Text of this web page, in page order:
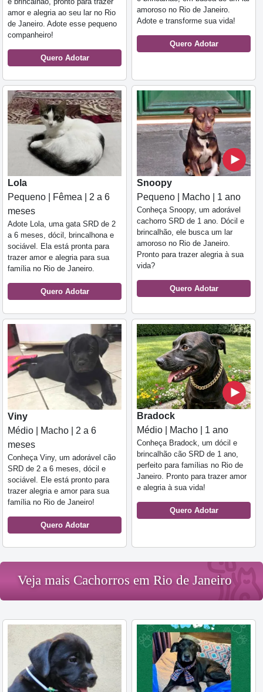
amor e alegria ao seu lar no Rio
de Janeiro. Adote esse pequeno
companheiro!
Quero Adotar
amoroso no Rio de Janeiro.
Adote e transforme sua vida!
Quero Adotar
Lola
Pequeno | Fêmea | 2 a 6
meses
Adote Lola, uma gata SRD de 2
a 6 meses, dócil, brincalhona e
sociável. Ela está pronta para
trazer amor e alegria para sua
família no Rio de Janeiro.
Quero Adotar
Snoopy
Pequeno | Macho | 1 ano
Conheça Snoopy, um adorável
cachorro SRD de 1 ano. Dócil e
brincalhão, ele busca um lar
amoroso no Rio de Janeiro.
Pronto para trazer alegria à sua
vida?
Quero Adotar
Viny
Médio | Macho | 2 a 6
meses
Conheça Viny, um adorável cão
SRD de 2 a 6 meses, dócil e
sociável. Ele está pronto para
trazer alegria e amor para sua
família no Rio de Janeiro!
Quero Adotar
Bradock
Médio | Macho | 1 ano
Conheça Bradock, um dócil e
brincalhão cão SRD de 1 ano,
perfeito para famílias no Rio de
Janeiro. Pronto para trazer amor
e alegria à sua vida!
Quero Adotar
Veja mais Cachorros em Rio de Janeiro